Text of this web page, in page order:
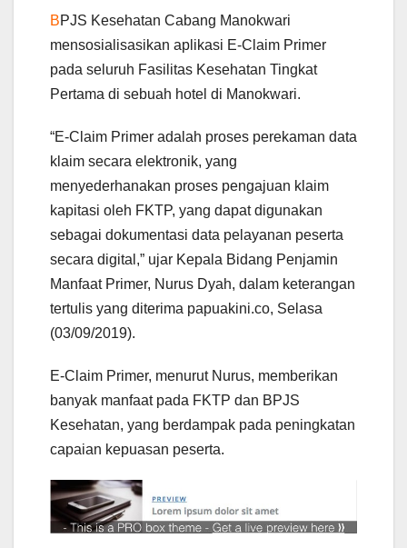
BPJS Kesehatan Cabang Manokwari
mensosialisasikan aplikasi E-Claim Primer
pada seluruh Fasilitas Kesehatan Tingkat
Pertama di sebuah hotel di Manokwari.
“E-Claim Primer adalah proses perekaman data
klaim secara elektronik, yang
menyederhanakan proses pengajuan klaim
kapitasi oleh FKTP, yang dapat digunakan
sebagai dokumentasi data pelayanan peserta
secara digital,” ujar Kepala Bidang Penjamin
Manfaat Primer, Nurus Dyah, dalam keterangan
tertulis yang diterima papuakini.co, Selasa
(03/09/2019).
E-Claim Primer, menurut Nurus, memberikan
banyak manfaat pada FKTP dan BPJS
Kesehatan, yang berdampak pada peningkatan
capaian kepuasan peserta.